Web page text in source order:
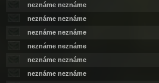
neznáme neznáme
neznáme neznáme
neznáme neznáme
neznáme neznáme
neznáme neznáme
neznáme neznáme